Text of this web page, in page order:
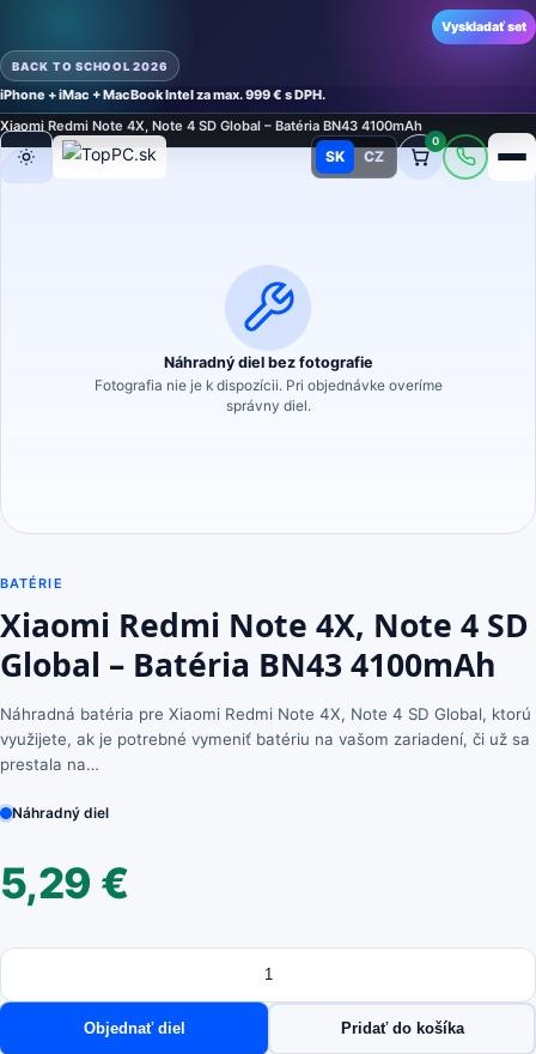
BACK TO SCHOOL 2026
iPhone + iMac + MacBook Intel za max. 999 € s DPH.
Vyskladať set
Režim SK CZ
0
Xiaomi Redmi Note 4X, Note 4 SD Global – Batéria BN43 4100mAh
Náhradný diel bez fotografie
Fotografia nie je k dispozícii. Pri objednávke overíme
správny diel.
BATÉRIE
Xiaomi Redmi Note 4X, Note 4 SD
Global – Batéria BN43 4100mAh
Náhradná batéria pre Xiaomi Redmi Note 4X, Note 4 SD Global, ktorú
využijete, ak je potrebné vymeniť batériu na vašom zariadení, či už sa
prestala na…
Náhradný diel
5,29 €
Množstvo
množstvo
Xiaomi
Redmi
Note
Objednať diel Pridať do košíka